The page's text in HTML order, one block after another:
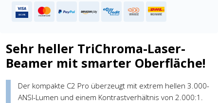
Sehr heller TriChroma-Laser-
Beamer mit smarter Oberfläche!
Der kompakte C2 Pro überzeugt mit extrem hellen 3.000-
ANSI-Lumen und einem Kontrastverhältnis von 2.000:1.